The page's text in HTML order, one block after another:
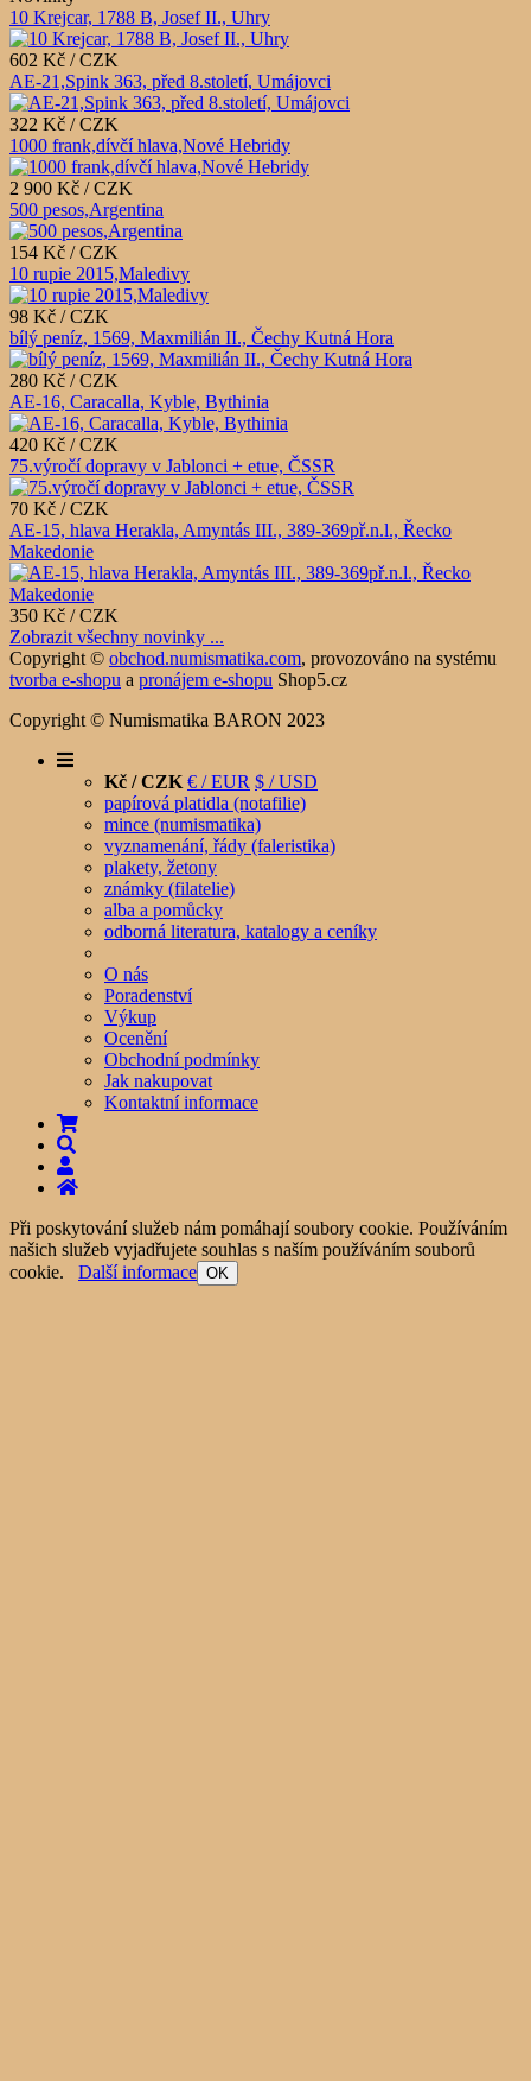
10 Krejcar, 1788 B, Josef II., Uhry
602 Kč / CZK
AE-21,Spink 363, před 8.století, Umájovci
322 Kč / CZK
1000 frank,dívčí hlava,Nové Hebridy
2 900 Kč / CZK
500 pesos,Argentina
154 Kč / CZK
10 rupie 2015,Maledivy
98 Kč / CZK
bílý peníz, 1569, Maxmilián II., Čechy Kutná Hora
280 Kč / CZK
AE-16, Caracalla, Kyble, Bythinia
420 Kč / CZK
75.výročí dopravy v Jablonci + etue, ČSSR
70 Kč / CZK
AE-15, hlava Herakla, Amyntás III., 389-369př.n.l., Řecko
Makedonie
350 Kč / CZK
Zobrazit všechny novinky ...
Copyright © obchod.numismatika.com, provozováno na systému
tvorba e-shopu a pronájem e-shopu Shop5.cz
Copyright © Numismatika BARON 2023
Kč / CZK € / EUR $ / USD
papírová platidla (notafilie)
mince (numismatika)
vyznamenání, řády (faleristika)
plakety, žetony
známky (filatelie)
alba a pomůcky
odborná literatura, katalogy a ceníky
O nás
Poradenství
Výkup
Ocenění
Obchodní podmínky
Jak nakupovat
Kontaktní informace
Při poskytování služeb nám pomáhají soubory cookie. Používáním
našich služeb vyjadřujete souhlas s naším používáním souborů
cookie. Další informace